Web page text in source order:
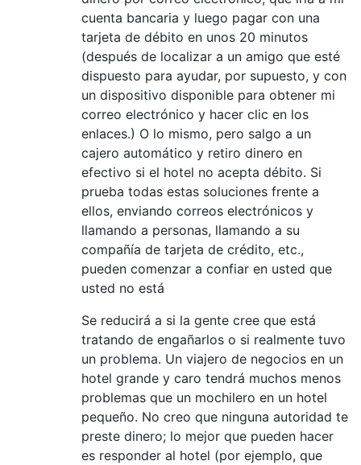
cuenta bancaria y luego pagar con una
tarjeta de débito en unos 20 minutos
(después de localizar a un amigo que esté
dispuesto para ayudar, por supuesto, y con
un dispositivo disponible para obtener mi
correo electrónico y hacer clic en los
enlaces.) O lo mismo, pero salgo a un
cajero automático y retiro dinero en
efectivo si el hotel no acepta débito. Si
prueba todas estas soluciones frente a
ellos, enviando correos electrónicos y
llamando a personas, llamando a su
compañía de tarjeta de crédito, etc.,
pueden comenzar a confiar en usted que
usted no está
Se reducirá a si la gente cree que está
tratando de engañarlos o si realmente tuvo
un problema. Un viajero de negocios en un
hotel grande y caro tendrá muchos menos
problemas que un mochilero en un hotel
pequeño. No creo que ninguna autoridad te
preste dinero; lo mejor que pueden hacer
es responder al hotel (por ejemplo, que